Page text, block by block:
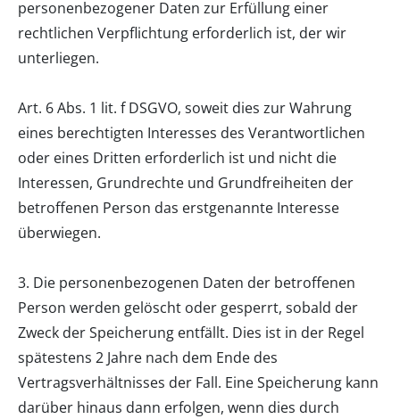
personenbezogener Daten zur Erfüllung einer
rechtlichen Verpflichtung erforderlich ist, der wir
unterliegen.
Art. 6 Abs. 1 lit. f DSGVO, soweit dies zur Wahrung
eines berechtigten Interesses des Verantwortlichen
oder eines Dritten erforderlich ist und nicht die
Interessen, Grundrechte und Grundfreiheiten der
betroffenen Person das erstgenannte Interesse
überwiegen.
3. Die personenbezogenen Daten der betroffenen
Person werden gelöscht oder gesperrt, sobald der
Zweck der Speicherung entfällt. Dies ist in der Regel
spätestens 2 Jahre nach dem Ende des
Vertragsverhältnisses der Fall. Eine Speicherung kann
darüber hinaus dann erfolgen, wenn dies durch